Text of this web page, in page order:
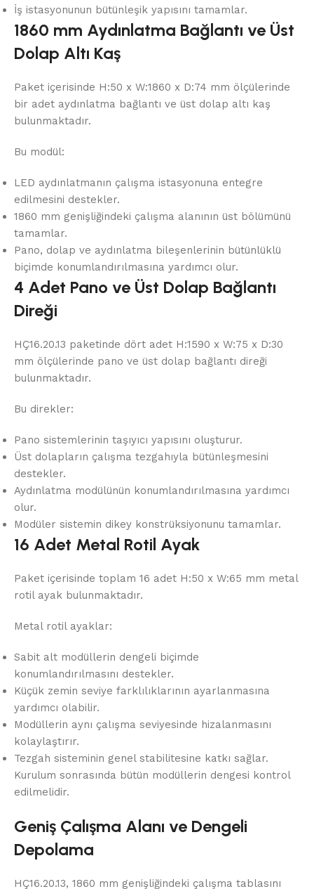
İş istasyonunun bütünleşik yapısını tamamlar.
1860 mm Aydınlatma Bağlantı ve Üst
Dolap Altı Kaş
Paket içerisinde H:50 x W:1860 x D:74 mm ölçülerinde
bir adet aydınlatma bağlantı ve üst dolap altı kaş
bulunmaktadır.
Bu modül:
LED aydınlatmanın çalışma istasyonuna entegre
edilmesini destekler.
1860 mm genişliğindeki çalışma alanının üst bölümünü
tamamlar.
Pano, dolap ve aydınlatma bileşenlerinin bütünlüklü
biçimde konumlandırılmasına yardımcı olur.
4 Adet Pano ve Üst Dolap Bağlantı
Direği
HÇ16.20.13 paketinde dört adet H:1590 x W:75 x D:30
mm ölçülerinde pano ve üst dolap bağlantı direği
bulunmaktadır.
Bu direkler:
Pano sistemlerinin taşıyıcı yapısını oluşturur.
Üst dolapların çalışma tezgahıyla bütünleşmesini
destekler.
Aydınlatma modülünün konumlandırılmasına yardımcı
olur.
Modüler sistemin dikey konstrüksiyonunu tamamlar.
16 Adet Metal Rotil Ayak
Paket içerisinde toplam 16 adet H:50 x W:65 mm metal
rotil ayak bulunmaktadır.
Metal rotil ayaklar:
Sabit alt modüllerin dengeli biçimde
konumlandırılmasını destekler.
Küçük zemin seviye farklılıklarının ayarlanmasına
yardımcı olabilir.
Modüllerin aynı çalışma seviyesinde hizalanmasını
kolaylaştırır.
Tezgah sisteminin genel stabilitesine katkı sağlar.
Kurulum sonrasında bütün modüllerin dengesi kontrol
edilmelidir.
Geniş Çalışma Alanı ve Dengeli
Depolama
HÇ16.20.13, 1860 mm genişliğindeki çalışma tablasını